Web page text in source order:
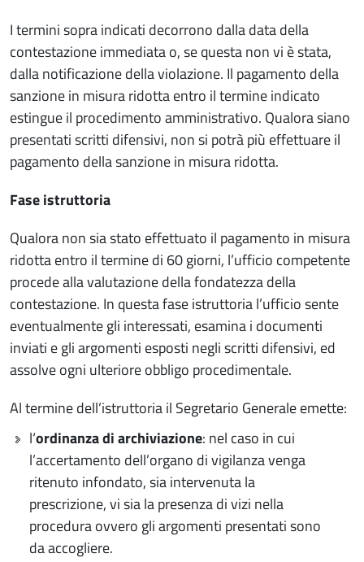
I termini sopra indicati decorrono dalla data della
contestazione immediata o, se questa non vi è stata,
dalla notificazione della violazione. Il pagamento della
sanzione in misura ridotta entro il termine indicato
estingue il procedimento amministrativo. Qualora siano
presentati scritti difensivi, non si potrà più effettuare il
pagamento della sanzione in misura ridotta.
Fase istruttoria
Qualora non sia stato effettuato il pagamento in misura
ridotta entro il termine di 60 giorni, l’ufficio competente
procede alla valutazione della fondatezza della
contestazione. In questa fase istruttoria l’ufficio sente
eventualmente gli interessati, esamina i documenti
inviati e gli argomenti esposti negli scritti difensivi, ed
assolve ogni ulteriore obbligo procedimentale.
Al termine dell’istruttoria il Segretario Generale emette:
l‘ordinanza di archiviazione: nel caso in cui
l’accertamento dell’organo di vigilanza venga
ritenuto infondato, sia intervenuta la
prescrizione, vi sia la presenza di vizi nella
procedura ovvero gli argomenti presentati sono
da accogliere.